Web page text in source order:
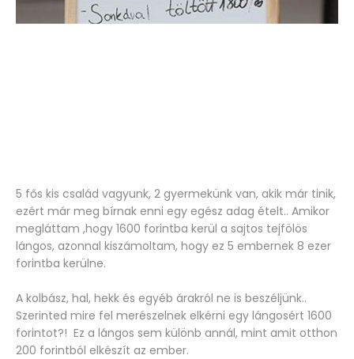
5 fős kis család vagyunk, 2 gyermekünk van, akik már tinik,
ezért már meg bírnak enni egy egész adag ételt.. Amikor
megláttam ,hogy 1600 forintba kerül a sajtos tejfölös
lángos, azonnal kiszámoltam, hogy ez 5 embernek 8 ezer
forintba kerülne.
A kolbász, hal, hekk és egyéb árakról ne is beszéljünk..
Szerinted mire fel merészelnek elkérni egy lángosért 1600
forintot?! Ez a lángos sem különb annál, mint amit otthon
200 forintból elkészít az ember.